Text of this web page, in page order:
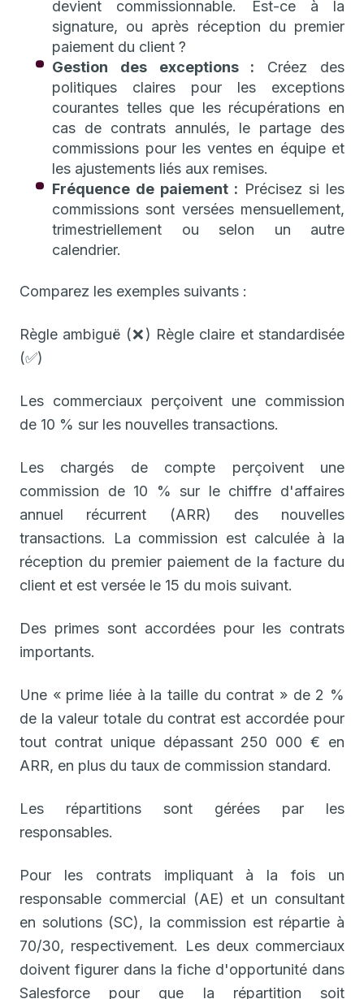
devient commissionnable. Est-ce à la
signature, ou après réception du premier
paiement du client ?
Gestion des exceptions : Créez des
politiques claires pour les exceptions
courantes telles que les récupérations en
cas de contrats annulés, le partage des
commissions pour les ventes en équipe et
les ajustements liés aux remises.
Fréquence de paiement : Précisez si les
commissions sont versées mensuellement,
trimestriellement ou selon un autre
calendrier.
Comparez les exemples suivants :
Règle ambiguë (❌) Règle claire et standardisée
(✅)
Les commerciaux perçoivent une commission
de 10 % sur les nouvelles transactions.
Les chargés de compte perçoivent une
commission de 10 % sur le chiffre d'affaires
annuel récurrent (ARR) des nouvelles
transactions. La commission est calculée à la
réception du premier paiement de la facture du
client et est versée le 15 du mois suivant.
Des primes sont accordées pour les contrats
importants.
Une « prime liée à la taille du contrat » de 2 %
de la valeur totale du contrat est accordée pour
tout contrat unique dépassant 250 000 € en
ARR, en plus du taux de commission standard.
Les répartitions sont gérées par les
responsables.
Pour les contrats impliquant à la fois un
responsable commercial (AE) et un consultant
en solutions (SC), la commission est répartie à
70/30, respectivement. Les deux commerciaux
doivent figurer dans la fiche d'opportunité dans
Salesforce pour que la répartition soit